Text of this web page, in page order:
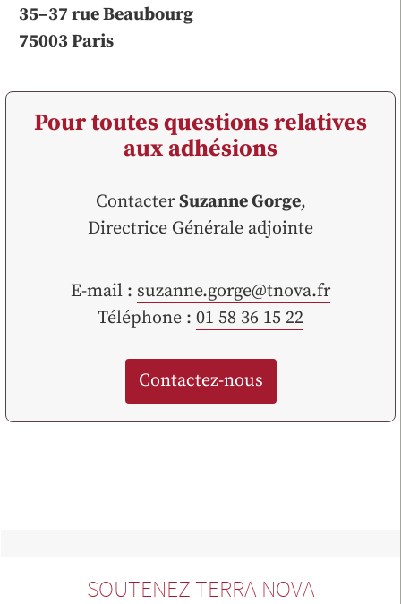
35–37 rue Beaubourg
75003 Paris
Pour toutes questions relatives
aux adhésions
ContacterSuzanne Gorge,
Directrice Générale adjointe
E-mail : suzanne.gorge@tnova.fr
Téléphone : 01 58 36 15 22
Contactez-nous
SOUTENEZ TERRA NOVA